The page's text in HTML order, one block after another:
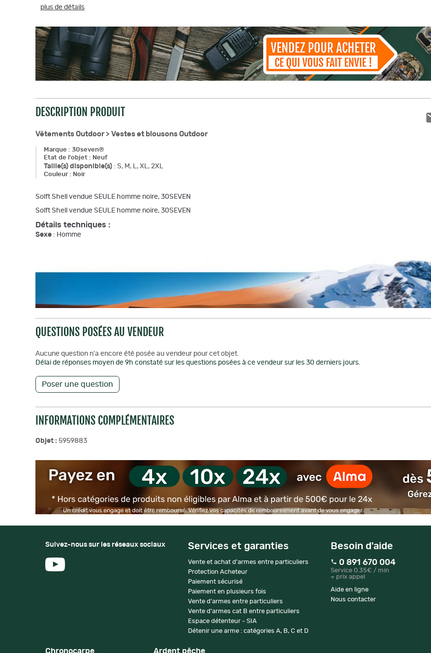
plus de détails
DESCRIPTION PRODUIT
Vêtements Outdoor > Vestes et blousons Outdoor
Marque : 30seven®
Etat de l'objet : Neuf
Taille(s) disponible(s) : S, M, L, XL, 2XL
Couleur: Noir
Solft Shell vendue SEULE homme noire, 30SEVEN
Solft Shell vendue SEULE homme noire, 30SEVEN
Détails techniques :
Sexe : Homme
QUESTIONS POSÉES AU VENDEUR
Aucune question n'a encore été posée au vendeur pour cet objet.
Délai de réponses moyen de 9h constaté sur les questions posées à ce vendeur sur les 30 derniers jours.
Poser une question
INFORMATIONS COMPLÉMENTAIRES
Objet : 5959883
Suivez-nous sur les réseaux sociaux Services et garanties
Vente et achat d'armes entre particuliers
Protection Acheteur
Paiement sécurisé
Paiement en plusieurs fois
Vente d'armes entre particuliers
Vente d'armes cat B entre particuliers
Espace détenteur - SIA
Détenir une arme : catégories A, B, C et D
Besoin d'aide
0 891 670 004
Service 0.35€ / min
+ prix appel
Aide en ligne
Nous contacter
Chronocarpe Ardent pêche